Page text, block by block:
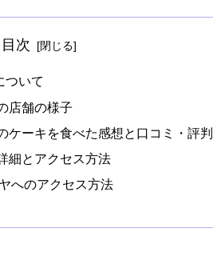
目次
ついて
店舗の様子
ケーキを食べた感想と口コミ・評判
細とアクセス方法
へのアクセス方法